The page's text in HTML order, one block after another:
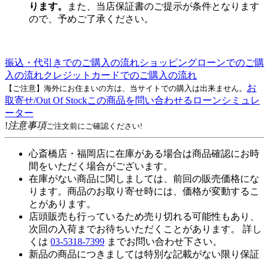
ります。
また、当店保証書のご提示が条件となります
ので、予めご了承ください。
振込・代引きでのご購入の流れショッピングローンでのご購
入の流れクレジットカードでのご購入の流れ
【ご注意】海外にお住まいの方は、当サイトでの購入は出来ません。 お
取寄せ/Out Of Stockこの商品を問い合わせる ローンシミュレ
ーター
!注意事項ご注文前にご確認ください!
心斎橋店・福岡店に在庫がある場合は商品確認にお時
間をいただく場合がございます。
在庫がない商品に関しましては、前回の販売価格にな
ります。商品のお取り寄せ時には、価格が変動するこ
とがあります。
店頭販売も行っているため売り切れる可能性もあり、
次回の入荷までお待ちいただくことがあります。 詳し
くは 03-5318-7399 までお問い合わせ下さい。
新品の商品につきましては特別な記載がない限り保証